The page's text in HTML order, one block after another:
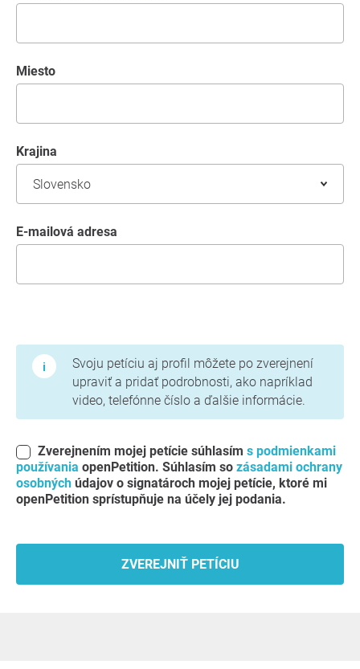
miesto
krajina
E-mailová adresa
Podmienky používania a zásady ochrany osobných údajov
Svoju petíciu aj profil môžete po zverejnení
upraviť a pridať podrobnosti, ako napríklad
video, telefónne číslo a ďalšie informácie.
Zverejnením mojej petície súhlasím s podmienkami
používania openPetition. Súhlasím so zásadami ochrany
osobných údajov o signatároch mojej petície, ktoré mi
openPetition sprístupňuje na účely jej podania.
ZVEREJNIŤ PETÍCIU